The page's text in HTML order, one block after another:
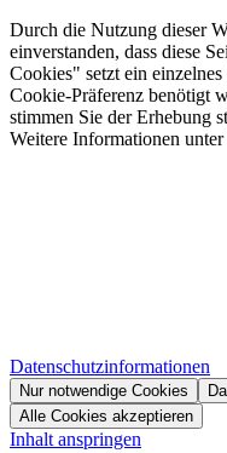
Durch die Nutzung dieser
einverstanden, dass diese
Cookies" setzt ein
Cookie-Präferenz benötigt
stimmen Sie der Erhebung
Weitere Informationen
Datenschutzinformationen
Nur notwendige Cookies
Alle Cookies akzeptieren
Inhalt anspringen